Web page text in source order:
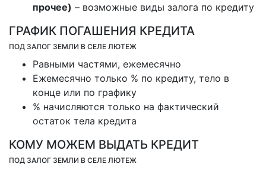
прочее) – возможные виды залога по кредиту
ГРАФИК ПОГАШЕНИЯ КРЕДИТА
ПОД ЗАЛОГ ЗЕМЛИ В СЕЛЕ ЛЮТЕЖ
Равными частями, ежемесячно
Ежемесячно только % по кредиту, тело в
конце или по графику
% начисляются только на фактический
остаток тела кредита
КОМУ МОЖЕМ ВЫДАТЬ КРЕДИТ
ПОД ЗАЛОГ ЗЕМЛИ В СЕЛЕ ЛЮТЕЖ